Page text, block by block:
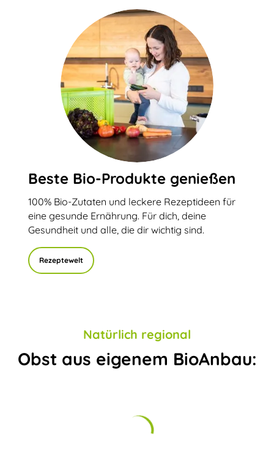
Beste Bio-Produkte genießen
100% Bio-Zutaten und leckere Rezeptideen für
eine gesunde Ernährung. Für dich, deine
Gesundheit und alle, die dir wichtig sind.
Rezeptewelt
Natürlich regional
Obst aus eigenem BioAnbau: